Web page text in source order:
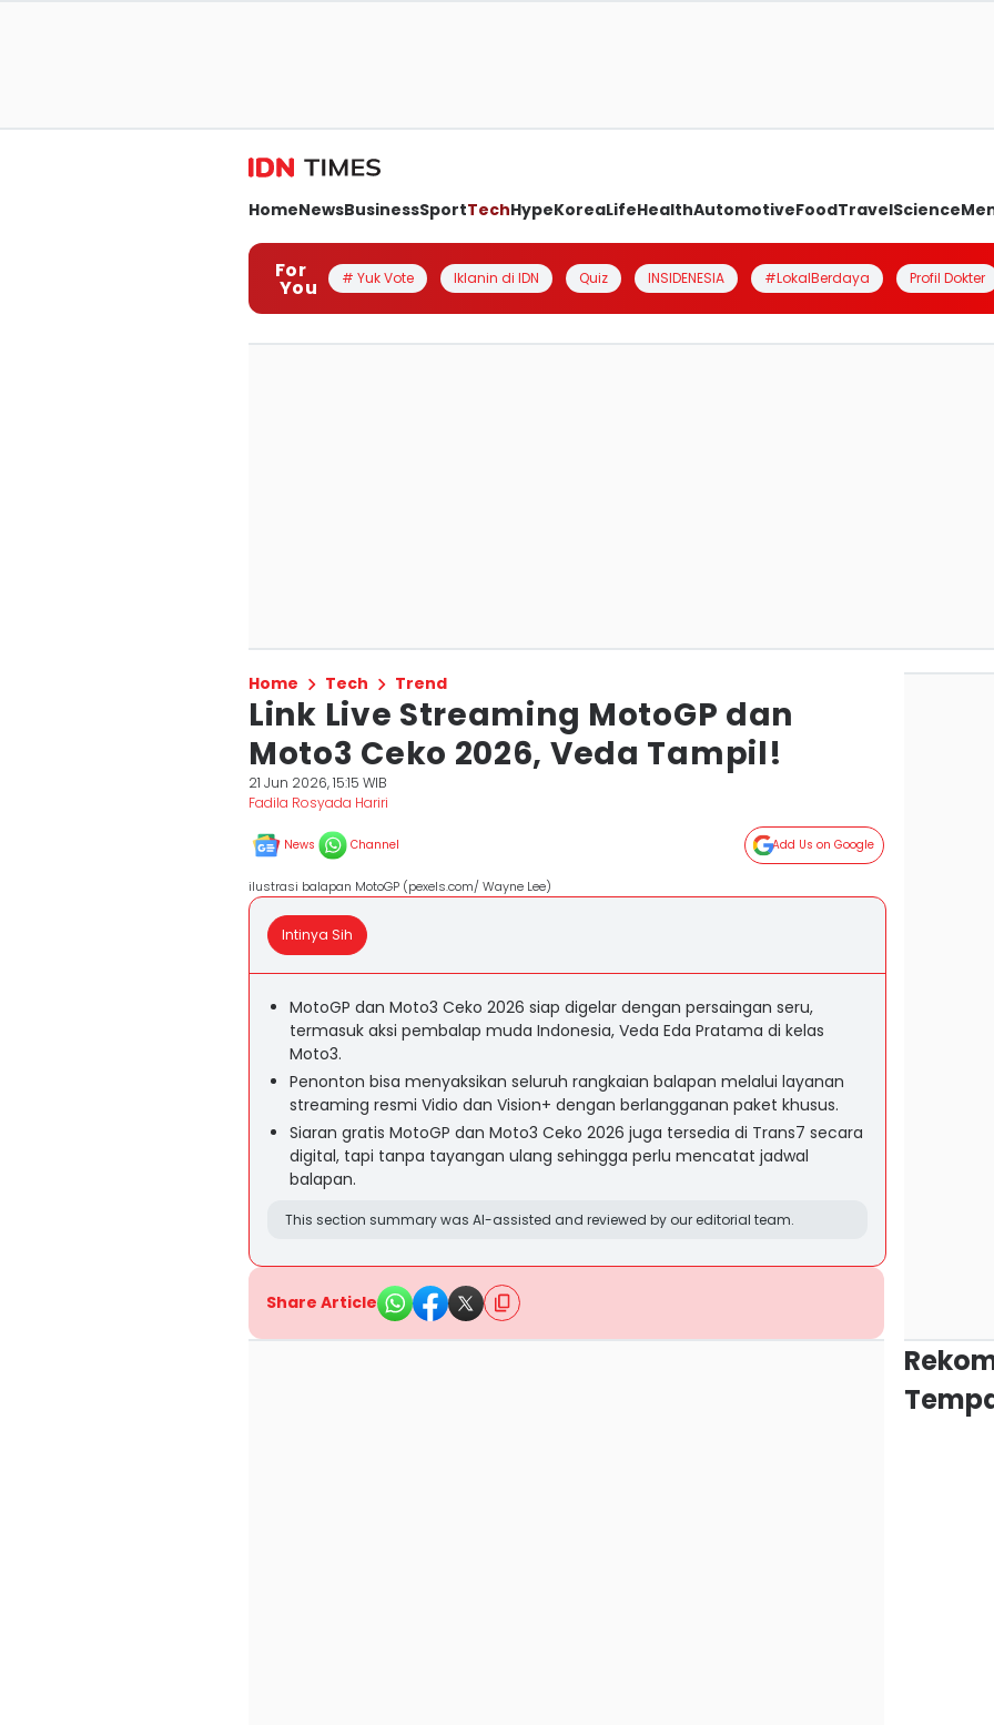
HomeNewsBusinessSportTechHypeKoreaLifeHealthAutomotiveFoodTravelScience
For
You # Yuk Vote Iklanin di IDN Quiz INSIDENESIA #LokalBerdaya Profil Dokter
Home Tech Trend
Link Live Streaming MotoGP dan
Moto3 Ceko 2026, Veda Tampil!
21 Jun 2026, 15:15 WIB
Fadila Rosyada Hariri
News Channel Add Us on Google
ilustrasi balapan MotoGP (pexels.com/ Wayne Lee)
Intinya Sih
MotoGP dan Moto3 Ceko 2026 siap digelar dengan persaingan seru,
termasuk aksi pembalap muda Indonesia, Veda Eda Pratama di kelas
Moto3.
Penonton bisa menyaksikan seluruh rangkaian balapan melalui layanan
streaming resmi Vidio dan Vision+ dengan berlangganan paket khusus.
Siaran gratis MotoGP dan Moto3 Ceko 2026 juga tersedia di Trans7 secara
digital, tapi tanpa tayangan ulang sehingga perlu mencatat jadwal
balapan.
This section summary was AI-assisted and reviewed by our editorial team.
Share Article